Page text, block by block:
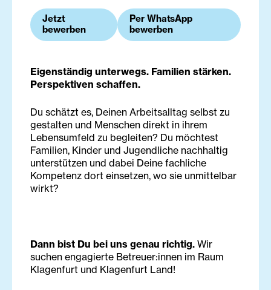
Jetzt
bewerben
Per WhatsApp
bewerben
Eigenständig unterwegs. Familien stärken.
Perspektiven schaffen.
Du schätzt es, Deinen Arbeitsalltag selbst zu
gestalten und Menschen direkt in ihrem
Lebensumfeld zu begleiten? Du möchtest
Familien, Kinder und Jugendliche nachhaltig
unterstützen und dabei Deine fachliche
Kompetenz dort einsetzen, wo sie unmittelbar
wirkt?
Dann bist Du bei uns genau richtig. Wir
suchen engagierte Betreuer:innen im Raum
Klagenfurt und Klagenfurt Land!